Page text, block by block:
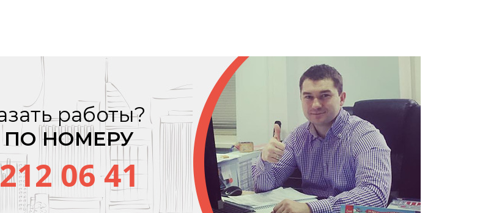
работы?
ПО НОМЕРУ
06 41